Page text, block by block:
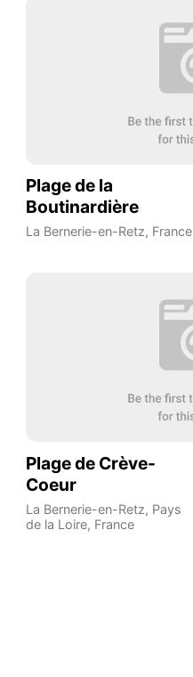
Plage de la
Boutinardière
La Bernerie-en-Retz, France
Plage de Crève-
Coeur
La Bernerie-en-Retz, Pays
de la Loire, France